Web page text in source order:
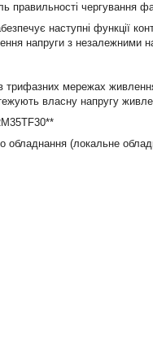
правильності чергування
наступні функції
напруги з незалежними
трифазних мережах
власну напругу
(локальне